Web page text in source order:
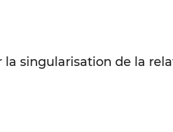
la singularisation de la